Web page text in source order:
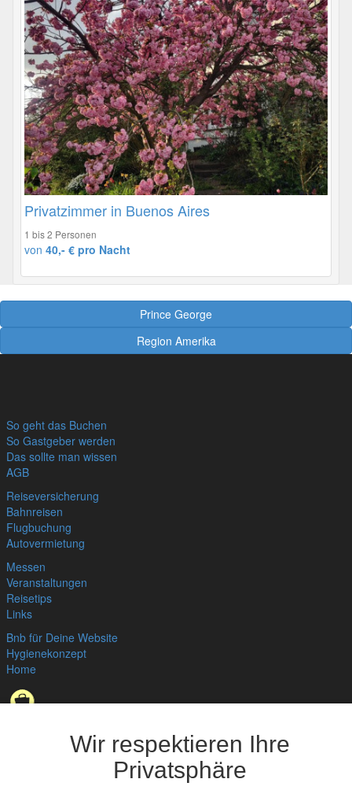
Wir respektieren Ihre
Privatsphäre
Privatzimmer in Buenos Aires
1 bis 2 Personen
von 40,- € pro Nacht
Prince George
Region Amerika
So geht das Buchen
So Gastgeber werden
Das sollte man wissen
AGB
Reiseversicherung
Bahnreisen
Flugbuchung
Autovermietung
Messen
Veranstaltungen
Reisetips
Links
Bnb für Deine Website
Hygienekonzept
Home